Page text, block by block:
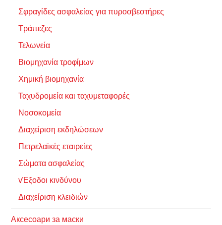
Σφραγίδες ασφαλείας για πυροσβεστήρες
Τράπεζες
Τελωνεία
Βιομηχανία τροφίμων
Χημική βιομηχανία
Ταχυδρομεία και ταχυμεταφορές
Νοσοκομεία
Διαχείριση εκδηλώσεων
Πετρελαϊκές εταιρείες
Σώματα ασφαλείας
vΈξοδοι κινδύνου
Διαχείριση κλειδιών
Аксесоари за маски